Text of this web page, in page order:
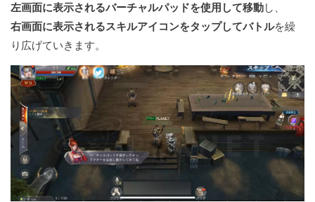
左画面に表示されるバーチャルパッドを使用して移動し、
右画面に表示されるスキルアイコンをタップしてバトルを繰
り広げていきます。